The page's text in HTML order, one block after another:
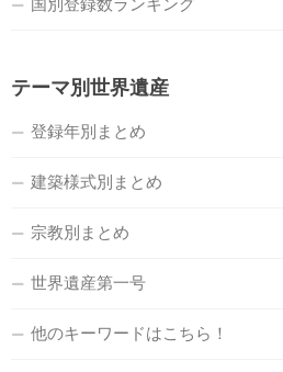
テーマ別世界遺産
登録年別まとめ
建築様式別まとめ
宗教別まとめ
世界遺産第一号
他のキーワードはこちら！